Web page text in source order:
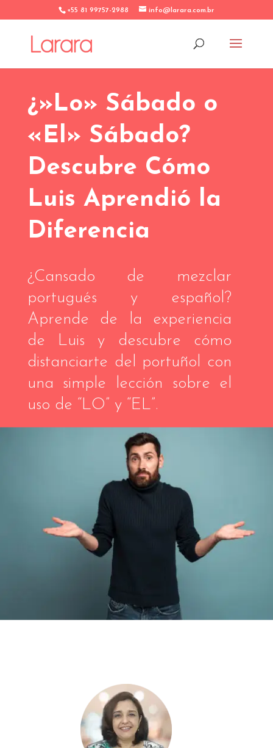
+55 81 99757-2988 info@larara.com.br
¿»Lo» Sábado o
«El» Sábado?
Descubre Cómo
Luis Aprendió la
Diferencia
¿Cansado de mezclar
portugués y español?
Aprende de la experiencia
de Luis y descubre cómo
distanciarte del portuñol con
una simple lección sobre el
uso de “LO” y “EL”.